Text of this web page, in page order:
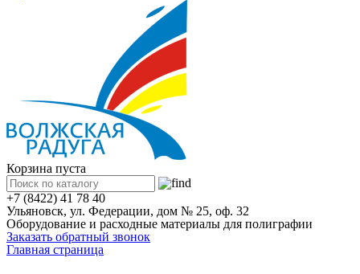
Корзина пуста
+7 (8422) 41 78 40
Ульяновск, ул. Федерации, дом № 25, оф. 32
Оборудование и расходные материалы для полиграфии
Заказать обратный звонок
Главная страница